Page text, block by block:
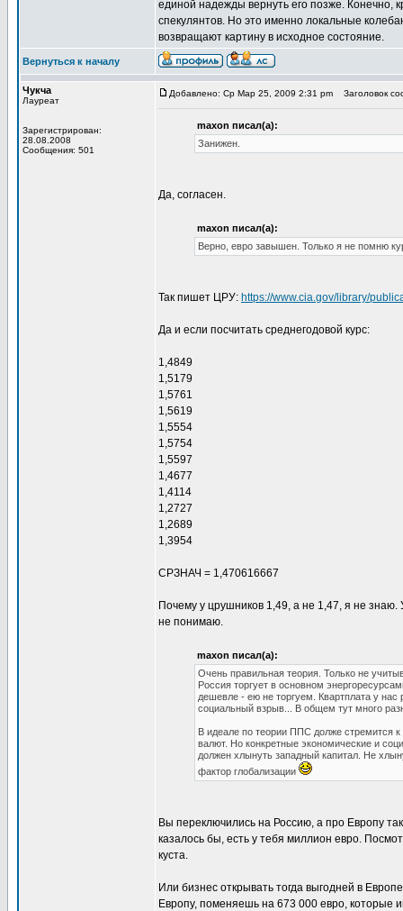
единой надежды вернуть его позже. Конечно,
спекулянтов. Но это именно локальные
возвращают картину в исходное состояние.
Вернуться к началу
Чукча
Лауреат
Зарегистрирован:
28.08.2008
Сообщения: 501
Добавлено: Ср Мар 25, 2009 2:31 pm Заголовок
maxon писал(а):
Занижен.
Да, согласен.
maxon писал(а):
Верно, евро завышен. Только я не помню
Так пишет ЦРУ: https://www.cia.gov/library/
Да и если посчитать среднегодовой курс:
1,4849
1,5179
1,5761
1,5619
1,5554
1,5754
1,5597
1,4677
1,4114
1,2727
1,2689
1,3954
СРЗНАЧ = 1,470616667
Почему у црушников 1,49, а не 1,47, я не
не понимаю.
maxon писал(а):
Очень правильная теория. Только не
Россия торгует в основном
дешевле - ею не торгуем. Квартплата у
социальный взрыв... В общем тут много
В идеале по теории ППС долже стремится
валют. Но конкретные экономические и
должен хлынуть западный капитал. Не
фактор глобализации
Вы переключились на Россию, а про Европу
казалось бы, есть у тебя миллион евро.
куста.
Или бизнес открывать тогда выгодней в
Европу, поменяешь на 673 000 евро, которые